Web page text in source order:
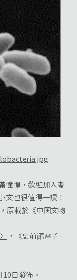
憧憬，歡迎加入考
文也很值得一讀！
原載於《中国文物
，《史前館電子
日發佈。